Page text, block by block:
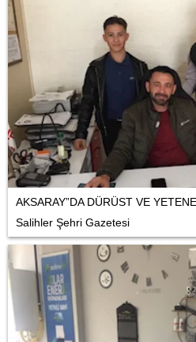
AKSARAY”DA DÜRÜST VE
Salihler Şehri Gazetesi